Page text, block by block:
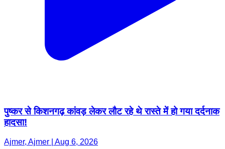
पुष्कर से किशनगढ़ कांवड़ लेकर लौट रहे थे रास्ते में हो गया दर्दनाक
हादसा!
Ajmer, Ajmer | Aug 6, 2026